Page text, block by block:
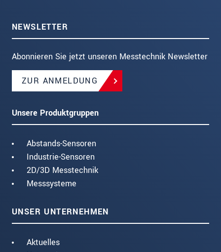
NEWSLETTER
Abonnieren Sie jetzt unseren Messtechnik Newsletter
ZUR ANMELDUNG
Unsere Produktgruppen
Abstands-Sensoren
Industrie-Sensoren
2D/3D Messtechnik
Messsysteme
UNSER UNTERNEHMEN
Aktuelles